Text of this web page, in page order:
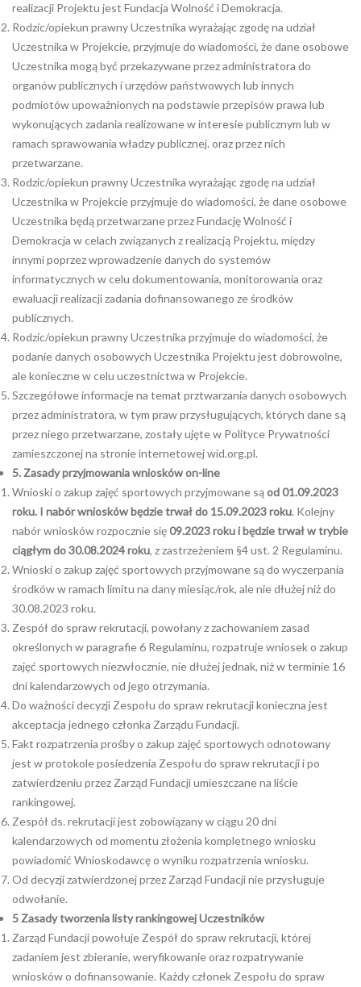
realizacji Projektu jest Fundacja Wolność i Demokracja.
Rodzic/opiekun prawny Uczestnika wyrażając zgodę na udział
Uczestnika w Projekcie, przyjmuje do wiadomości, że dane osobowe
Uczestnika mogą być przekazywane przez administratora do
organów publicznych i urzędów państwowych lub innych
podmiotów upoważnionych na podstawie przepisów prawa lub
wykonujących zadania realizowane w interesie publicznym lub w
ramach sprawowania władzy publicznej. oraz przez nich
przetwarzane.
Rodzic/opiekun prawny Uczestnika wyrażając zgodę na udział
Uczestnika w Projekcie przyjmuje do wiadomości, że dane osobowe
Uczestnika będą przetwarzane przez Fundację Wolność i
Demokracja w celach związanych z realizacją Projektu, między
innymi poprzez wprowadzenie danych do systemów
informatycznych w celu dokumentowania, monitorowania oraz
ewaluacji realizacji zadania dofinansowanego ze środków
publicznych.
Rodzic/opiekun prawny Uczestnika przyjmuje do wiadomości, że
podanie danych osobowych Uczestnika Projektu jest dobrowolne,
ale konieczne w celu uczestnictwa w Projekcie.
Szczegółowe informacje na temat prztwarzania danych osobowych
przez administratora, w tym praw przysługujących, których dane są
przez niego przetwarzane, zostały ujęte w Polityce Prywatności
zamieszczonej na stronie internetowej wid.org.pl.
5. Zasady przyjmowania wniosków on-line
Wnioski o zakup zajęć sportowych przyjmowane sąod 01.09.2023
roku. I nabór wniosków będzie trwał do 15.09.2023 roku. Kolejny
nabór wniosków rozpocznie się09.2023 roku i będzie trwał w trybie
ciągłym do 30.08.2024 roku, z zastrzeżeniem §4 ust. 2 Regulaminu.
Wnioski o zakup zajęć sportowych przyjmowane są do wyczerpania
środków w ramach limitu na dany miesiąc/rok, ale nie dłużej niż do
30.08.2023 roku.
Zespół do spraw rekrutacji, powołany z zachowaniem zasad
określonych w paragrafie 6 Regulaminu, rozpatruje wniosek o zakup
zajęć sportowych niezwłocznie, nie dłużej jednak, niż w terminie 16
dni kalendarzowych od jego otrzymania.
Do ważności decyzji Zespołu do spraw rekrutacji konieczna jest
akceptacja jednego członka Zarządu Fundacji.
Fakt rozpatrzenia prośby o zakup zajęć sportowych odnotowany
jest w protokole posiedzenia Zespołu do spraw rekrutacji i po
zatwierdzeniu przez Zarząd Fundacji umieszczane na liście
rankingowej.
Zespół ds. rekrutacji jest zobowiązany w ciągu 20 dni
kalendarzowych od momentu złożenia kompletnego wniosku
powiadomić Wnioskodawcę o wyniku rozpatrzenia wniosku.
Od decyzji zatwierdzonej przez Zarząd Fundacji nie przysługuje
odwołanie.
5 Zasady tworzenia listy rankingowej Uczestników
Zarząd Fundacji powołuje Zespół do spraw rekrutacji, której
zadaniem jest zbieranie, weryfikowanie oraz rozpatrywanie
wniosków o dofinansowanie. Każdy członek Zespołu do spraw